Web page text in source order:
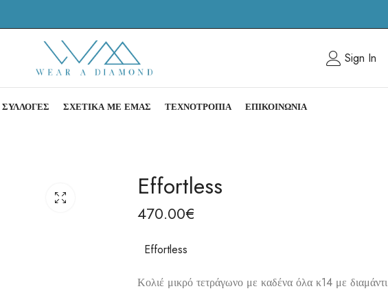
Sign In
ΣΥΛΛΟΓΕΣ ΣΧΕΤΙΚΑ ΜΕ ΕΜΑΣ ΤΕΧΝΟΤΡΟΠΙΑ ΕΠΙΚΟΙΝΩΝΙΑ
Effortless
470.00€
Effortless
Κολιέ μικρό τετράγωνο με καδένα όλα κ14 με διαμάντι